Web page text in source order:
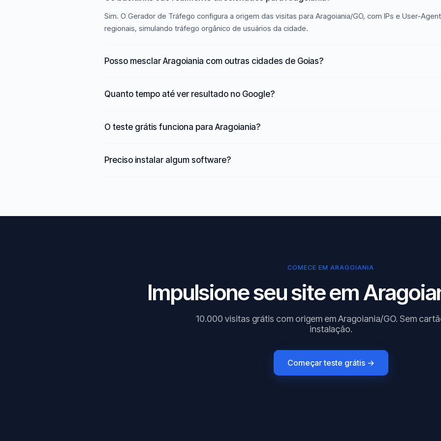
Sim. O Gerador de Tráfego configura a origem das visitas para Aragoiania/GO, com IPs e User-
regionais, simulando tráfego orgânico de usuários da cidade.
Posso mesclar Aragoiania com outras cidades de Goias?
Quanto tempo até ver resultado no Google?
O teste grátis funciona para Aragoiania?
Preciso instalar algum software?
COMECE EM ARAGOIANIA
Impulsione seu site em
10.000 visitas grátis com origem em Aragoiania/GO. Sem
instalação.
Começar teste grátis →